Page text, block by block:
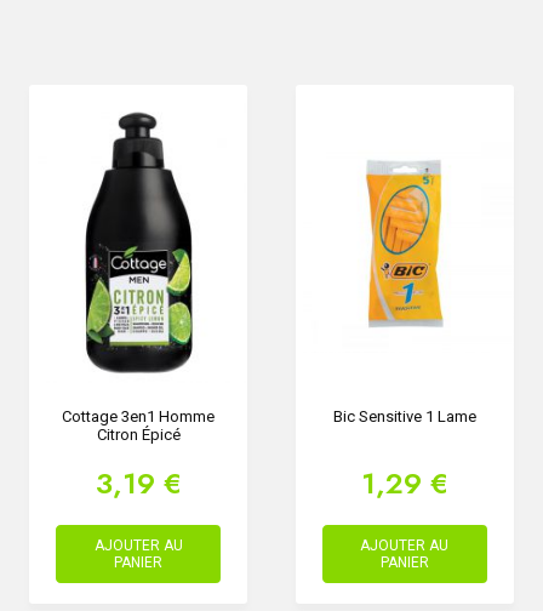
Cottage 3en1 Homme
Citron Épicé
3,19 €
AJOUTER AU
PANIER
Bic Sensitive 1 Lame
1,29 €
AJOUTER AU
PANIER